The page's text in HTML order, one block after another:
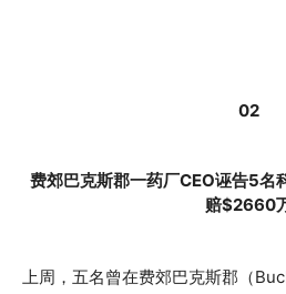
02
费郊巴克斯郡一药厂CEO诬告5名
赔$2660
上周，五名曾在费郊巴克斯郡（